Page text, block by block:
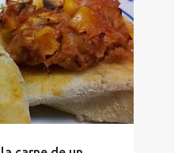
RECETAS